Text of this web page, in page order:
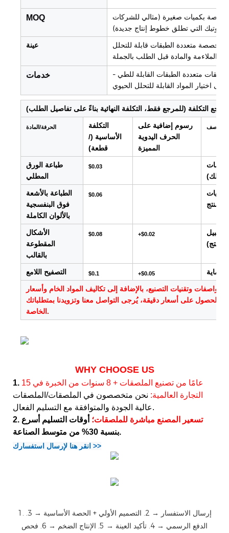
MOQ
للطي مخصصة بكميات صغيرة (مثالي للشركات
البوتيك التي تطلق خطوط إنتاج جديدة)
عينة
مخصصة متعددة الطبقات قابلة للتحلل
الملاءمة والمادة قبل الطلب بالجملة
خدمات
متعددة الطبقات القابلة للطي -
اختيار المواد القابلة للتحلل الحيوي
التكلفة (للمرجع فقط، التكلفة النهائية بناءً على تفاصيل الطلب)
الحرفة/المادة
التكلفة
الأساسية (/
قطعة)
رسوم إضافية على
الحرف اليدوية
المميزة
وصف
طباعة الورق
المطلي
$0.03
ذلك)
الطباعة بالأشعة
فوق البنفسجية
بالألوان الكاملة
$0.06
المنتج
الأشكال
المقطوعة
بالقالب
$0.08 +$0.02
سبيل
التصفيح اللامع $0.1 +$0.05
وتقنيات التصنيع، بالإضافة إلى تكاليف المواد الخام وأسعار
للحصول على أسعار دقيقة، يُرجى التواصل معنا وتزويدنا بمتطلباتك
الخاصة.
WHY CHOOSE US
1. 15 عامًا من تصنيع الملصقات + 8 سنوات من الخبرة في
التجارة العالمية: نحن متخصصون في الملصقات/الملصقات
عالية الجودة والمتوافقة مع التسليم الفعال.
2.
تسعير المصنع مباشرة للملصقات؛ أوقات التسليم أسرع
بنسبة 30% من متوسط ​​الصناعة.
انقر هنا لإرسال استفسارك >>
1. إرسال الاستفسار → 2. التصميم الأولي + الحصة الأساسية → 3.
الدفع الرسمي → 4. تأكيد العينة → 5. الإنتاج الضخم → 6. فحص